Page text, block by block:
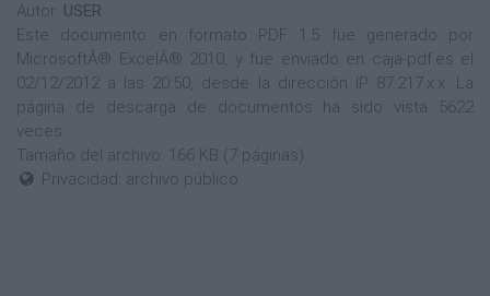
Autor: USER
Este documento en formato PDF 1.5 fue generado por
MicrosoftÂ® ExcelÂ® 2010, y fue enviado en caja-pdf.es el
02/12/2012 a las 20:50, desde la dirección IP 87.217.x.x. La
página de descarga de documentos ha sido vista 5622
veces.
Tamaño del archivo: 166 KB (7 páginas).
Privacidad: archivo público